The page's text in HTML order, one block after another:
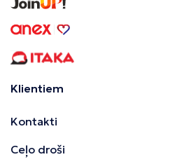
Klientiem
Kontakti
Ceļo droši